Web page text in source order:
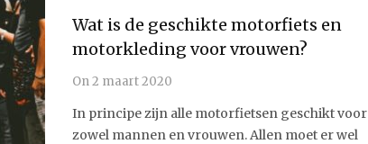
Wat is de geschikte motorfiets en
motorkleding voor vrouwen?
On2 maart 2020
In principe zijn alle motorfietsen geschikt voor
zowel mannen en vrouwen. Allen moet er wel